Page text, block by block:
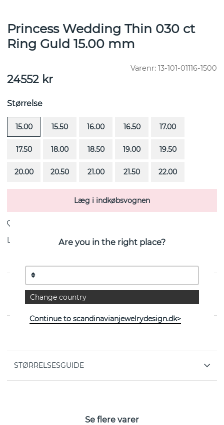
Princess Wedding Thin 030 ct
Ring Guld 15.00 mm
Varenr: 13-101-01116-1500
24552 kr
Størrelse
15.00 15.50 16.00 16.50 17.00
17.50 18.00 18.50 19.00 19.50
20.00 20.50 21.00 21.50 22.00
Læg i indkøbsvognen
Levering: Bestillingsvare 4-6 uger
Princess Wedding Thin er en diamantring (0.30 ct) i 18k
guld fra svenske Efva Attling
STØRRELSESGUIDE
Se flere varer
Are you in the right place?
Change country
Continue to scandinavianjewelrydesign.dk>